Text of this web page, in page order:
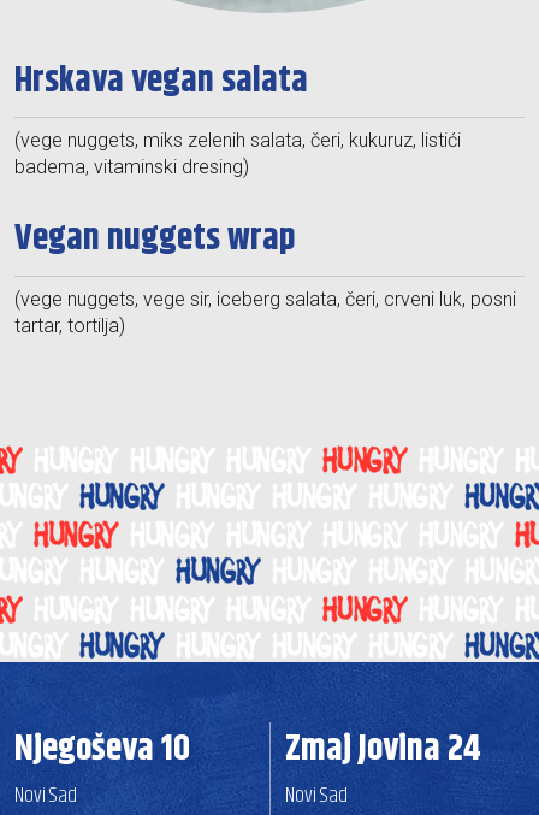
Hrskava vegan salata
(vege nuggets, miks zelenih salata, čeri, kukuruz, listići
badema, vitaminski dresing)
Vegan nuggets wrap
(vege nuggets, vege sir, iceberg salata, čeri, crveni luk, posni
tartar, tortilja)
Njegoševa 10
Novi Sad
Zmaj Jovina 24
Novi Sad